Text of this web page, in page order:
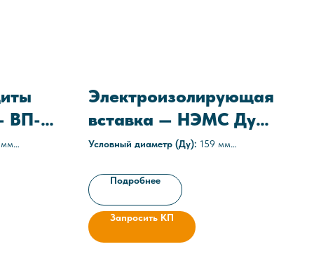
ВП-М
мм
Электроизолирующая
вставка — НЭМС Ду
159
Условный диаметр (Ду): 159 мм
Рабочее давление:
Технические условия:
05608841-2021
Подробнее
Запросить КП